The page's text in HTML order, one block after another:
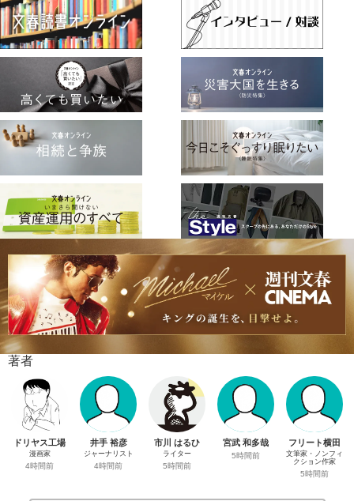
著者
ドリヤス工場
漫画家
4時間前
井手 裕彦
ジャーナリスト
4時間前
市川 はるひ
ライター
5時間前
宮武 和多哉
5時間前
フリート横田
文筆家・ノンフィ
クション作家
5時間前